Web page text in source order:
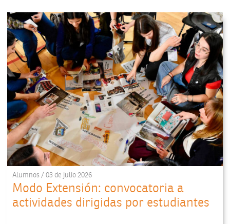
Alumnos / 03 de julio 2026
Modo Extensión: convocatoria a
actividades dirigidas por estudiantes